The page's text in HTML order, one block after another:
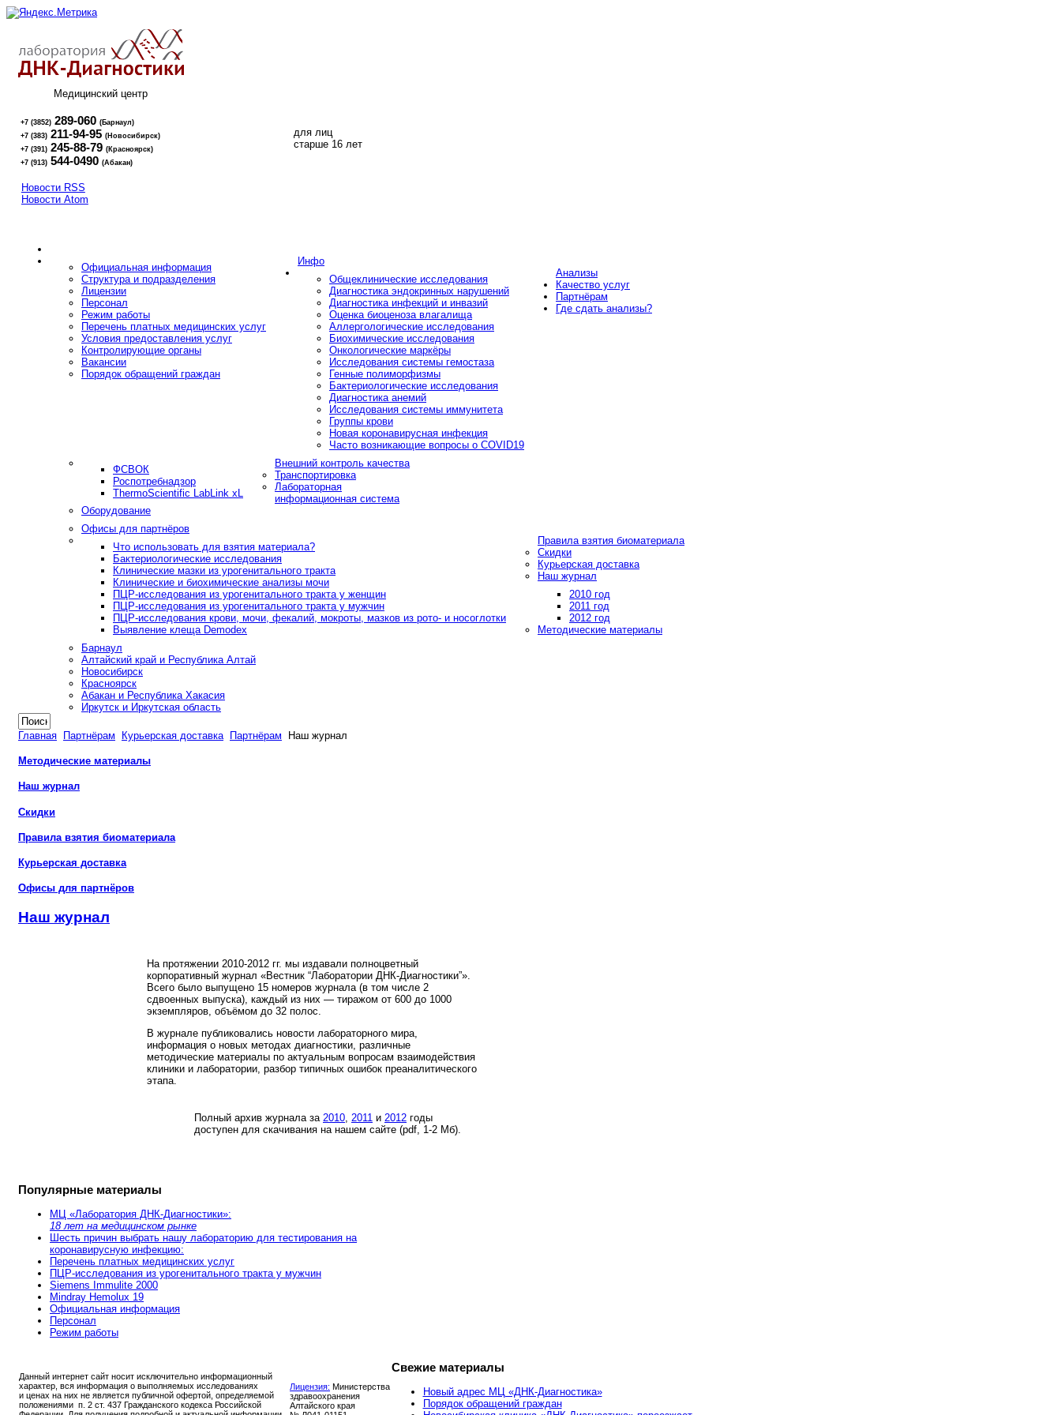
Медицинский центр
+7 (3852) 289-060 (Барнаул)
+7 (383) 211-94-95 (Новосибирск)
+7 (391) 245-88-79 (Красноярск)
+7 (913) 544-0490 (Абакан)
для лиц
старше 16 лет
Новости RSS
Новости Atom
Инфо
Официальная информация
Структура и подразделения
Лицензии
Персонал
Режим работы
Перечень платных медицинских услуг
Условия предоставления услуг
Контролирующие органы
Вакансии
Порядок обращений граждан
Анализы
Общеклинические исследования
Диагностика эндокринных нарушений
Диагностика инфекций и инвазий
Оценка биоценоза влагалища
Аллергологические исследования
Биохимические исследования
Онкологические маркёры
Исследования системы гемостаза
Генные полиморфизмы
Бактериологические исследования
Диагностика анемий
Исследования системы иммунитета
Группы крови
Новая коронавирусная инфекция
Часто возникающие вопросы о COVID19
Качество услуг
Внешний контроль качества
ФСВОК
Роспотребнадзор
ThermoScientific LabLink xL
Транспортировка
Лабораторная
информационная система
Оборудование
Партнёрам
Офисы для партнёров
Правила взятия биоматериала
Что использовать для взятия материала?
Бактериологические исследования
Клинические мазки из урогенитального тракта
Клинические и биохимические анализы мочи
ПЦР-исследования из урогенитального тракта у женщин
ПЦР-исследования из урогенитального тракта у мужчин
ПЦР-исследования крови, мочи, фекалий, мокроты, мазков из рото- и носоглотки
Выявление клеща Demodex
Скидки
Курьерская доставка
Наш журнал
2010 год
2011 год
2012 год
Методические материалы
Где сдать анализы?
Барнаул
Алтайский край и Республика Алтай
Новосибирск
Красноярск
Абакан и Республика Хакасия
Иркутск и Иркутская область
Главная Партнёрам Курьерская доставка Партнёрам Наш журнал
Методические материалы
Наш журнал
Скидки
Правила взятия биоматериала
Курьерская доставка
Офисы для партнёров
Наш журнал
На протяжении 2010-2012 гг. мы издавали полноцветный
корпоративный журнал «Вестник “Лаборатории ДНК-Диагностики”».
Всего было выпущено 15 номеров журнала (в том числе 2
сдвоенных выпуска), каждый из них — тиражом от 600 до 1000
экземпляров, объёмом до 32 полос.
В журнале публиковались новости лабораторного мира,
информация о новых методах диагностики, различные
методические материалы по актуальным вопросам взаимодействия
клиники и лаборатории, разбор типичных ошибок преаналитического
этапа.
Полный архив журнала за 2010, 2011 и 2012 годы
доступен для скачивания на нашем сайте (pdf, 1-2 Мб).
Популярные материалы
МЦ «Лаборатория ДНК-Диагностики»:
18 лет на медицинском рынке
Шесть причин выбрать нашу лабораторию для тестирования на
коронавирусную инфекцию:
Перечень платных медицинских услуг
ПЦР-исследования из урогенитального тракта у мужчин
Siemens Immulite 2000
Mindray Hemolux 19
Официальная информация
Персонал
Режим работы
Свежие материалы
Новый адрес МЦ «ДНК-Диагностика»
Порядок обращений граждан
Данный интернет сайт носит исключительно информационный
характер, вся информация о выполняемых исследованиях
и ценах на них не является публичной офертой, определяемой
положениями п. 2 ст. 437 Гражданского кодекса Российской
Лицензия: Министерства
здравоохранения
Алтайского края